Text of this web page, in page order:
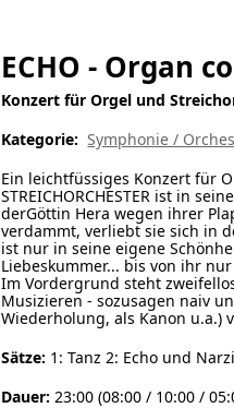
ECHO - Organ
Konzert für Orgel und
Kategorie: Symphonie /
Ein leichtfüssiges Konzert für
STREICHORCHESTER ist in
derGöttin Hera wegen ihrer
verdammt, verliebt sie sich in
ist nur in seine eigene
Liebeskummer... bis von ihr
Im Vordergrund steht
Musizieren - sozusagen naiv
Wiederholung, als Kanon u.a.)
Sätze: 1: Tanz 2: Echo und
Dauer: 23:00 (08:00 / 10:00 /